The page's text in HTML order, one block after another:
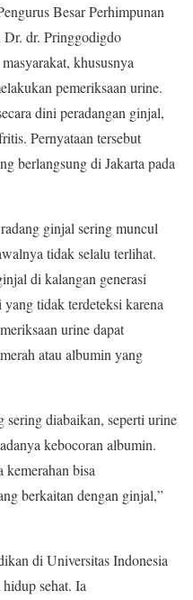
Besar Perhimpunan
dr. Pringgodigdo
khususnya
pemeriksaan urine.
dini peradangan ginjal,
Pernyataan tersebut
berlangsung di Jakarta pada
ginjal sering muncul
tidak selalu terlihat.
di kalangan generasi
tidak terdeteksi karena
urine dapat
atau albumin yang
sering diabaikan, seperti urine
kebocoran albumin.
kemerahan bisa
berkaitan dengan ginjal,”
di Universitas Indonesia
sehat. Ia